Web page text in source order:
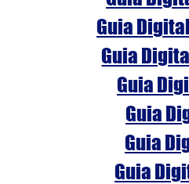
Guia
Guia
Guia
Guia
Guia
Guia